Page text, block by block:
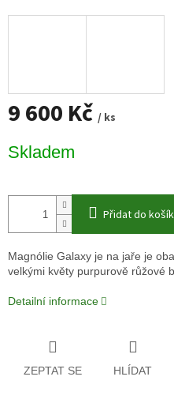
9 600 Kč / ks
cena:
Skladem
Přidat do
Magnólie Galaxy je na jaře je
velkými květy purpurově růžové
Detailní informace
ZEPTAT SE HLÍDAT